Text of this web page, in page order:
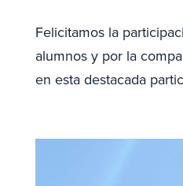
Felicitamos la
alumnos y por la
en esta destacada